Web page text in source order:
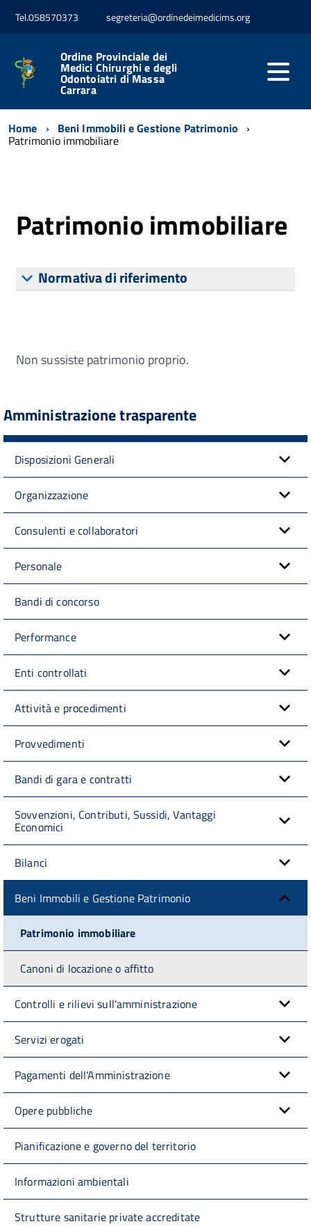
Tel.058570373 segreteria@ordinedeimedicims.org
Ordine Provinciale dei
Medici Chirurghi e degli
Odontoiatri di Massa
Carrara
Home Beni Immobili e Gestione Patrimonio
Patrimonio immobiliare
Patrimonio immobiliare
Normativa di riferimento
Non sussiste patrimonio proprio.
Amministrazione trasparente
Disposizioni Generali
Organizzazione
Consulenti e collaboratori
Personale
Bandi di concorso
Performance
Enti controllati
Attività e procedimenti
Provvedimenti
Bandi di gara e contratti
Sovvenzioni, Contributi, Sussidi, Vantaggi
Economici
Bilanci
Beni Immobili e Gestione Patrimonio
Patrimonio immobiliare
Canoni di locazione o affitto
Controlli e rilievi sull'amministrazione
Servizi erogati
Pagamenti dell'Amministrazione
Opere pubbliche
Pianificazione e governo del territorio
Informazioni ambientali
Strutture sanitarie private accreditate